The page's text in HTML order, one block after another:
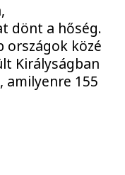
dönt a hőség.
országok közé
Királyságban
amilyenre 155